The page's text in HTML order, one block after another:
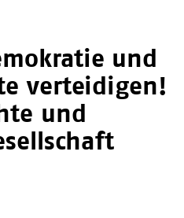
und
verteidigen!
und